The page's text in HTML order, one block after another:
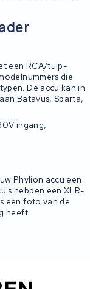
een RCA/tulp-
die
De accu kan in
Batavus, Sparta,
ingang,
Phylion accu een
hebben een XLR-
een foto van de
heeft.